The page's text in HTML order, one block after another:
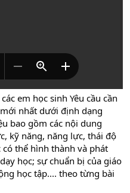
em học sinh Yêu cầu cần
nhất dưới định dạng
bao gồm các nội dung
kỹ năng, năng lực, thái độ
thể hình thành và phát
học; sự chuẩn bị của giáo
học tập.... theo từng bài